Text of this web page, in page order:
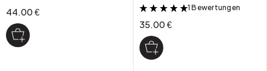
44.00 €
&
1 Bewertungen
35.00 €